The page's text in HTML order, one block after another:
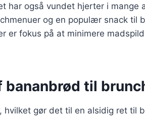
har også vundet hjerter i mange
og en populær snack til
er fokus på at minimere
til
hvilket gør det til en alsidig ret til